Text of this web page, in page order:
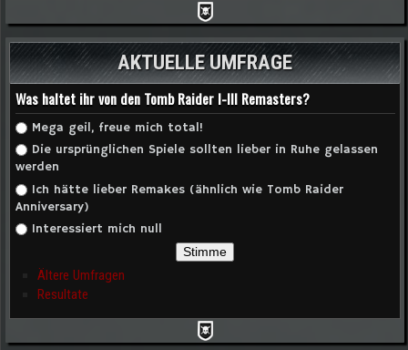
AKTUELLE UMFRAGE
Was haltet ihr von den Tomb Raider I-III Remasters?
Auswahlmöglichkeiten
Mega geil, freue mich total!
Die ursprünglichen Spiele sollten lieber in Ruhe gelassen
werden
Ich hätte lieber Remakes (ähnlich wie Tomb Raider
Anniversary)
Interessiert mich null
Ältere Umfragen
Resultate